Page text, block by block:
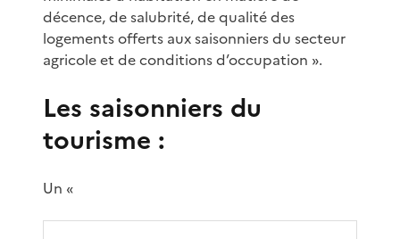
décence, de salubrité, de qualité des
logements offerts aux saisonniers du secteur
agricole et de conditions d’occupation ».
Les saisonniers du
tourisme :
Un «